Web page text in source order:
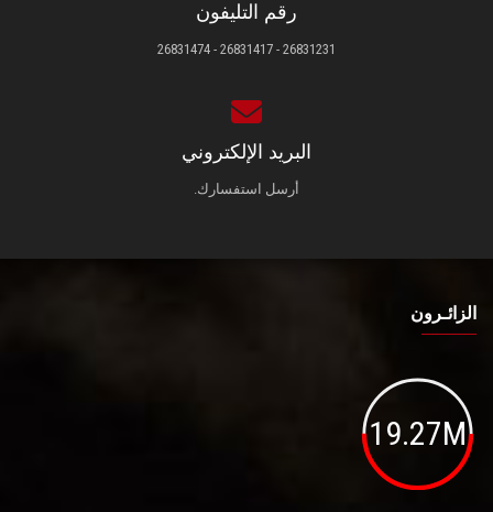
رقم التليفون
26831231 - 26831417 - 26831474
البريد الإلكتروني
أرسل استفسارك.
الزائـرون
19.27M